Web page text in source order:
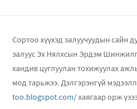
Сортоо хүүхэд залуучуудын сайн
залуус Эх Нялхсын Эрдэм
хандив цуглуулан тохижуулах
мод тарьжээ. Дэлгэрэнгүй
too.blogspot.com/хаягаар орж